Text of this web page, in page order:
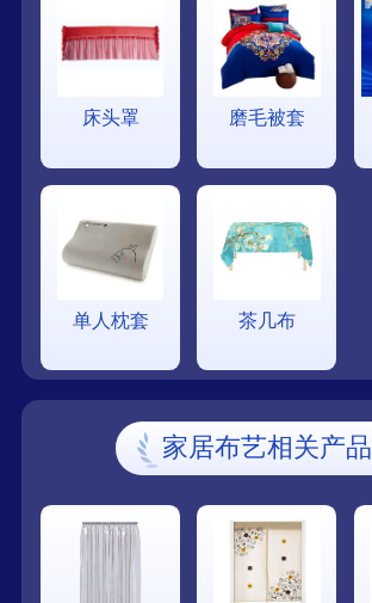
床头罩 磨毛被套
单人枕套 茶几布
家居布艺相关产品